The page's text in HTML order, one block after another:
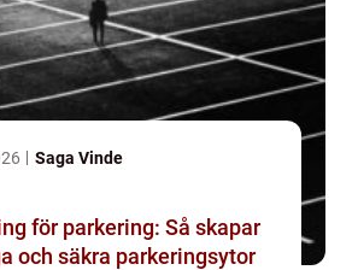
Saga Vinde
för parkering: Så skapar
och säkra parkeringsytor